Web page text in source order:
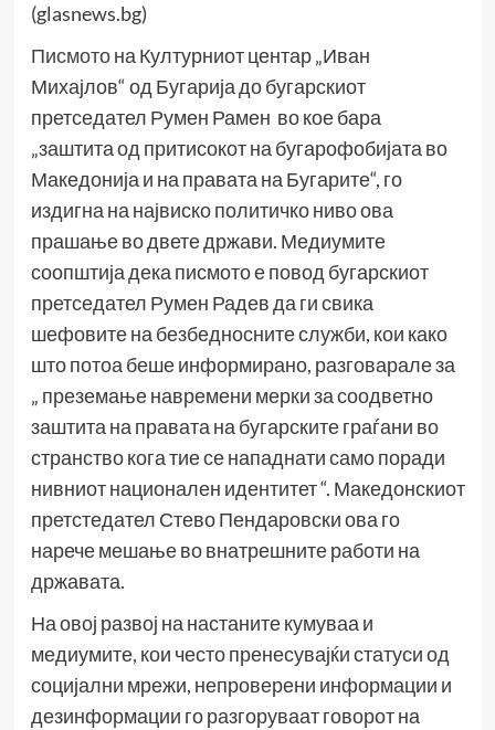
(glasnews.bg)
Писмотона Културниот центар „Иван
Михајлов“ од Бугарија до бугарскиот
претседател Румен Рамен во кое бара
„заштита од притисокот на бугарофобијата во
Македонија и на правата на Бугарите“, го
издигна на највиско политичко ниво ова
прашање во двете држави. Медиумите
соопштија дека писмото е повод бугарскиот
претседател Румен Радев да ги свика
шефовите на безбедносните служби, кои како
што потоа беше информирано, разговарале за
„ преземање навремени мерки за соодветно
заштита на правата на бугарските граѓани во
странство кога тие се нападнати само поради
нивниот национален идентитет “. Македонскиот
претстедател Стево Пендаровски ова го
нарече мешање во внатрешните работи на
државата.
На овој развој на настаните кумуваа и
медиумите, кои често пренесувајќи статуси од
социјални мрежи, непроверени информации и
дезинформации го разгоруваат говорот на